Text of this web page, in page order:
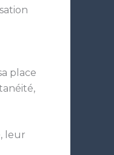
place
leur